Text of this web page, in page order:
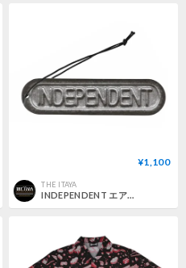
¥1,100
THE ITAYA
INDEPENDENT エアーフレッシュナー インディペンデント Sand Cast Independent Air Freshener